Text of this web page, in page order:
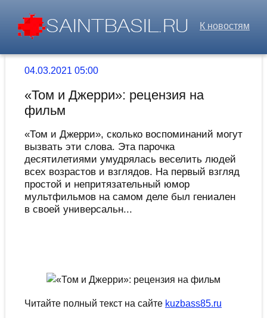
К новостям
04.03.2021 05:00
«Том и Джерри»: рецензия на
фильм
«Том и Джерри», сколько воспоминаний могут
вызвать эти слова. Эта парочка
десятилетиями умудрялась веселить людей
всех возрастов и взглядов. На первый взгляд
простой и непритязательный юмор
мультфильмов на самом деле был гениален
в своей универсальн...
Читайте полный текст на сайте kuzbass85.ru